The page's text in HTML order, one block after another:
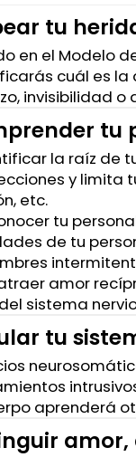
tu
en el Modelo
cuál es la
invisibilidad o
tu
la raíz de
y limita
etc.
tu
de tu
amor
sistema
tu
aprenderá